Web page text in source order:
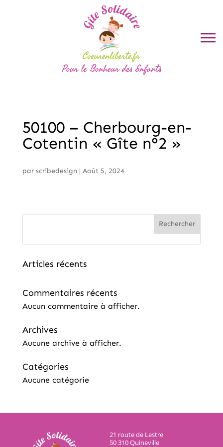
50100 – Cherbourg-en-
Cotentin « Gîte n°2 »
par scribedesign | Août 5, 2024
Rechercher
Articles récents
Commentaires récents
Aucun commentaire à afficher.
Archives
Aucune archive à afficher.
Catégories
Aucune catégorie
21 route de Lestre
50 310 Quineville